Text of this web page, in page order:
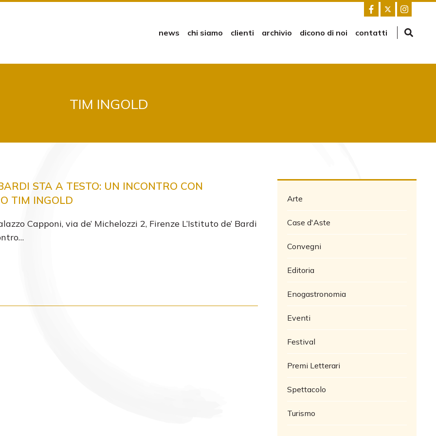
news chi siamo clienti archivio dicono di noi contatti
TIM INGOLD
STA A TESTO: UN INCONTRO CON
TIM INGOLD
Capponi, via de’ Michelozzi 2, Firenze L’Istituto de’ Bardi
Arte
Case d'Aste
Convegni
Editoria
Enogastronomia
Eventi
Festival
Premi Letterari
Spettacolo
Turismo